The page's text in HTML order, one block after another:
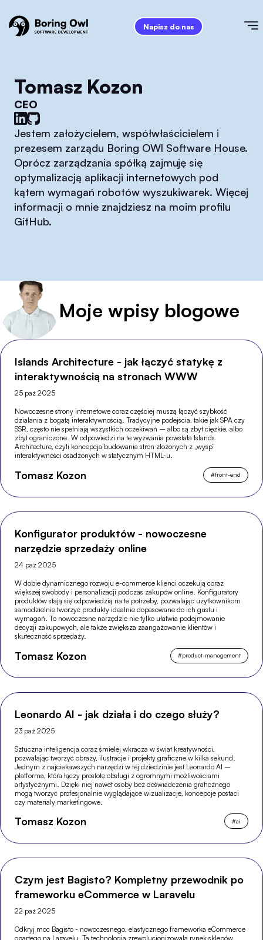
Napisz do nas
Tomasz Kozon
CEO
Jestem założycielem, współwłaścicielem i
prezesem zarządu Boring OWl Software House.
Oprócz zarządzania spółką zajmuję się
optymalizacją aplikacji internetowych pod
kątem wymagań robotów wyszukiwarek. Więcej
informacji o mnie znajdziesz na moim profilu
GitHub.
Moje wpisy blogowe
Islands Architecture - jak łączyć statykę z
interaktywnością na stronach WWW
25 paź 2025
Nowoczesne strony internetowe coraz częściej muszą łączyć szybkość
działania z bogatą interaktywnością. Tradycyjne podejścia, takie jak SPA czy
SSR, często nie spełniają wszystkich oczekiwań – albo są zbyt ciężkie, albo
zbyt ograniczone. W odpowiedzi na te wyzwania powstała Islands
Architecture, czyli koncepcja budowania stron złożonych z „wysp”
interaktywności osadzonych w statycznym HTML-u.
Tomasz Kozon #front-end
Konfigurator produktów - nowoczesne
narzędzie sprzedaży online
24 paź 2025
W dobie dynamicznego rozwoju e-commerce klienci oczekują coraz
większej swobody i personalizacji podczas zakupów online. Konfiguratory
produktów stają się odpowiedzią na te potrzeby, pozwalając użytkownikom
samodzielnie tworzyć produkty idealnie dopasowane do ich gustu i
wymagań. To nowoczesne narzędzie nie tylko ułatwia podejmowanie
decyzji zakupowych, ale także zwiększa zaangażowanie klientów i
skuteczność sprzedaży.
Tomasz Kozon #product-management
Leonardo AI - jak działa i do czego służy?
23 paź 2025
Sztuczna inteligencja coraz śmielej wkracza w świat kreatywności,
pozwalając tworzyć obrazy, ilustracje i projekty graficzne w kilka sekund.
Jednym z najciekawszych narzędzi w tej dziedzinie jest Leonardo AI –
platforma, która łączy prostotę obsługi z ogromnymi możliwościami
artystycznymi. Dzięki niej nawet osoby bez doświadczenia graficznego
mogą tworzyć profesjonalnie wyglądające wizualizacje, koncepcje postaci
czy materiały marketingowe.
Tomasz Kozon #ai
Czym jest Bagisto? Kompletny przewodnik po
frameworku eCommerce w Laravelu
22 paź 2025
Odkryj moc Bagisto - nowoczesnego, elastycznego frameworka eCommerce
opartego na Laravelu. Ta technologia zrewolucjonizowała rynek sklepów